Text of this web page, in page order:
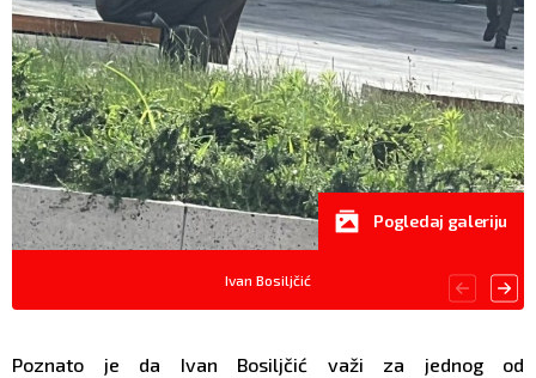
Ivan Bosiljčić
Pogledaj galeriju
Poznato je da Ivan Bosiljčić važi za jednog od